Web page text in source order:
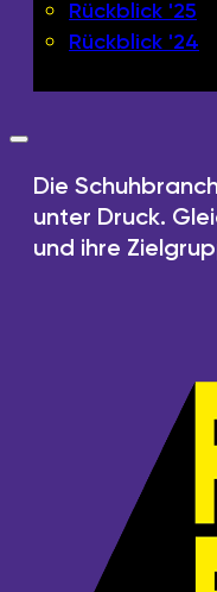
Rückblick '25
Rückblick '24
Die
unter Druck.
und ihre